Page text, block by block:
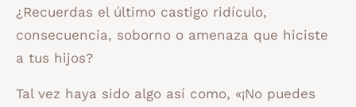
¿Recuerdas el último castigo ridículo,
consecuencia, soborno o amenaza que hiciste
a tus hijos?
Tal vez haya sido algo así como, «¡No puedes